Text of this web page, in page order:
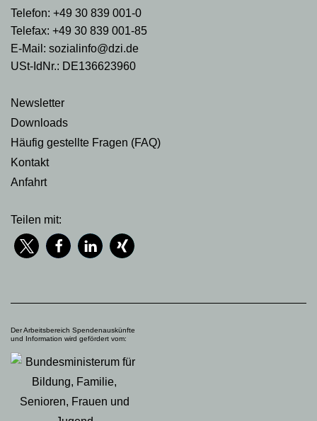
Telefon: +49 30 839 001-0
Telefax: +49 30 839 001-85
E-Mail: sozialinfo@dzi.de
USt-IdNr.: DE136623960
Newsletter
Downloads
Häufig gestellte Fragen (FAQ)
Kontakt
Anfahrt
Teilen mit:
Der Arbeitsbereich Spendenauskünfte
und Information wird gefördert vom: